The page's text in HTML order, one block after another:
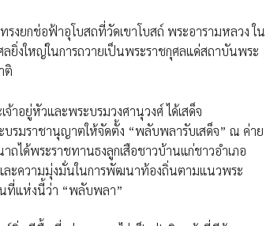
งยกช่อฟ้าอุโบสถที่วัดเขาโบสถ์ พระอารามหลวง ใน
ยิ่งใหญ่ในการถวายเป็นพระราชกุศลแด่สถาบันพระ
ติ
าอยู่หัวและพระบรมวงศานุวงศ์ ได้เสด็จ
รมราชานุญาตให้จัดตั้ง “พลับพลารับเสด็จ” ณ ค่าย
ถได้พระราชทานธงลูกเสือชาวบ้านแก่ชาวอำเภอ
ะความมุ่งมั่นในการพัฒนาท้องถิ่นตามแนวพระ
ที่แห่งนี้ว่า “พลับพลา”